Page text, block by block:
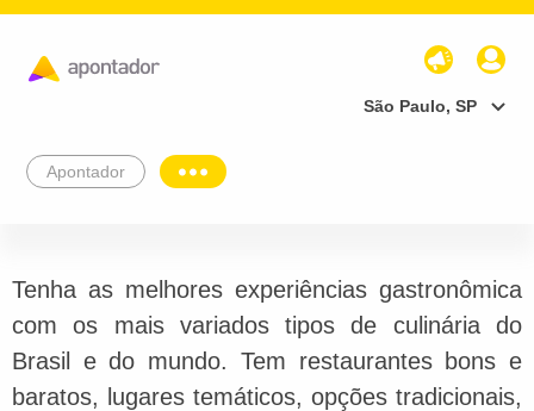
São Paulo, SP
Apontador
Tenha as melhores experiências gastronômica
com os mais variados tipos de culinária do
Brasil e do mundo. Tem restaurantes bons e
baratos, lugares temáticos, opções tradicionais,